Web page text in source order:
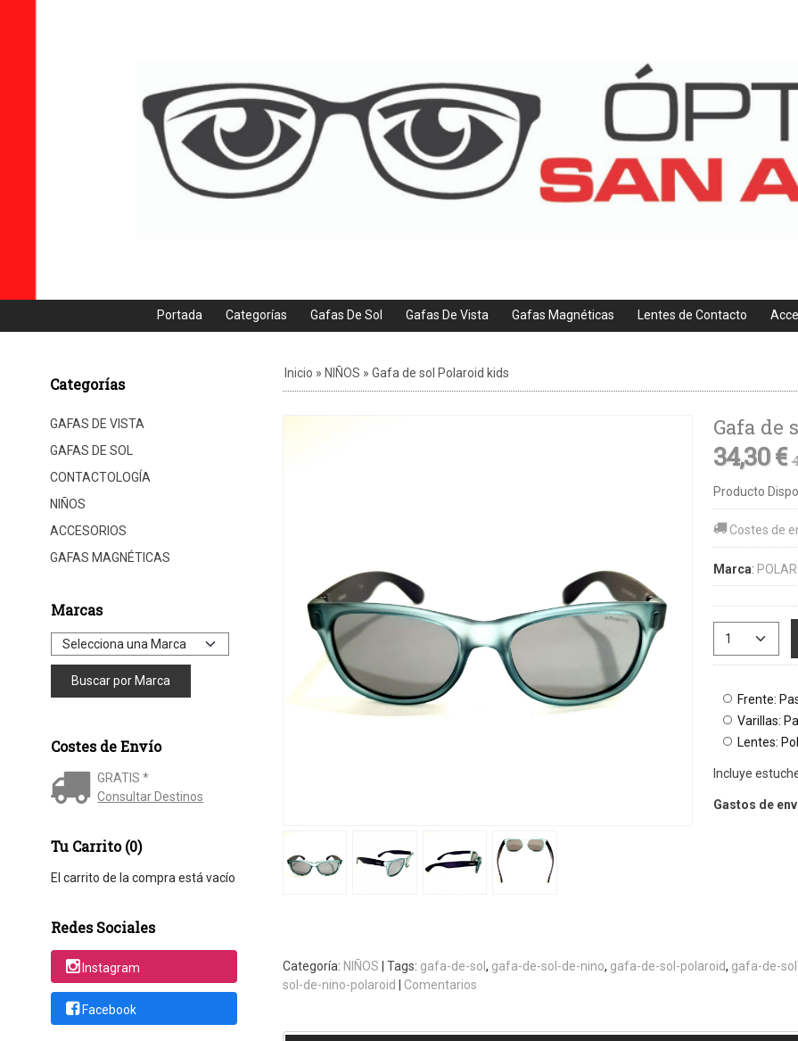
Portada Categorías Gafas De Sol Gafas De Vista Gafas Magnéticas Lentes de Contacto
Categorías
GAFAS DE VISTA
GAFAS DE SOL
CONTACTOLOGÍA
NIÑOS
ACCESORIOS
GAFAS MAGNÉTICAS
Marcas
Costes de Envío
GRATIS *
Consultar Destinos
Tu Carrito (0)
El carrito de la compra está vacío
Redes Sociales
Instagram
Facebook
Inicio » NIÑOS » Gafa de sol Polaroid kids
Gafa de
34,30 €
Producto
Costes de
Marca:
Frente:
Varillas:
Lentes:
Incluye
Gastos de
Categoría: NIÑOS Tags: gafa-de-sol gafa-de-sol-de-nino gafa-de-sol-polaroid gafa-de-
sol-de-nino-polaroid
Comentarios